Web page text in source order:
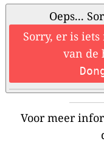
Oeps...
Sorry, er is
van de
Voor meer